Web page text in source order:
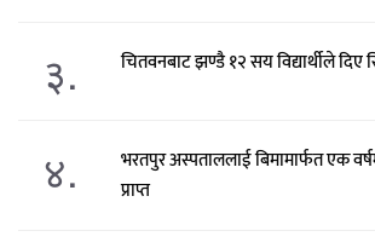
३. चितवनबाट झण्डै १२ सय विद्यार्थीले दिए
४.
भरतपुर अस्पताललाई बिमामार्फत एक
प्राप्त